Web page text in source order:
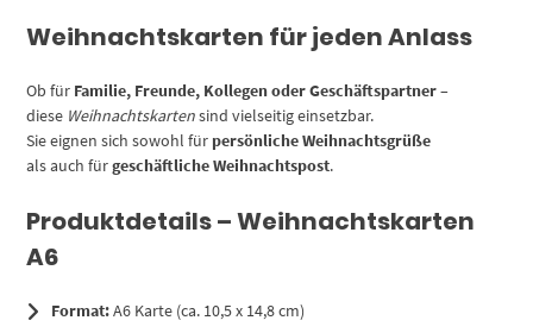
Weihnachtskarten für jeden Anlass
Ob für Familie, Freunde, Kollegen oder Geschäftspartner–
diese Weihnachtskartensind vielseitig einsetzbar.
Sie eignen sich sowohl für persönliche Weihnachtsgrüße
als auch fürgeschäftliche Weihnachtspost.
Produktdetails – Weihnachtskarten
A6
Format:A6 Karte (ca. 10,5 x 14,8 cm)